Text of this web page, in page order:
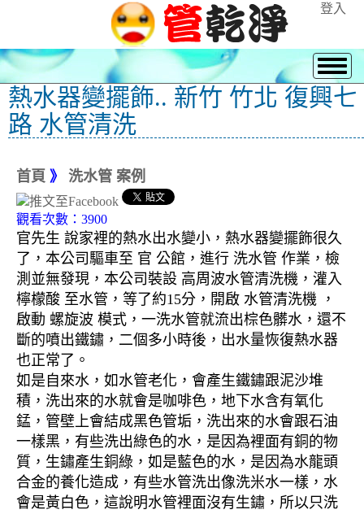
登入
熱水器變擺飾.. 新竹 竹北 復興七
路 水管清洗
首頁 》 洗水管 案例
觀看次數：3900
官先生 說家裡的熱水出水變小，熱水器變擺飾很久
了，本公司驅車至 官 公館，進行 洗水管 作業，檢
測並無發現，本公司裝設 高周波水管清洗機，灌入
檸檬酸 至水管，等了約15分，開啟 水管清洗機 ，
啟動 螺旋波 模式，一洗水管就流出棕色髒水，還不
斷的噴出鐵鏽，二個多小時後，出水量恢復熱水器
也正常了。
如是自來水，如水管老化，會產生鐵鏽跟泥沙堆
積，洗出來的水就會是咖啡色，地下水含有氧化
錳，管壁上會結成黑色管垢，洗出來的水會跟石油
一樣黑，有些洗出綠色的水，是因為裡面有銅的物
質，生鏽產生銅綠，如是藍色的水，是因為水龍頭
合金的養化造成，有些水管洗出像洗米水一樣，水
會是黃白色，這說明水管裡面沒有生鏽，所以只洗